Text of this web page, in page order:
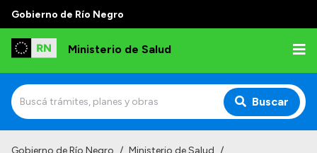
Gobierno de Río Negro
Ministerio de Salud
Buscar
Gobierno de Río Negro / Ministerio de Salud /